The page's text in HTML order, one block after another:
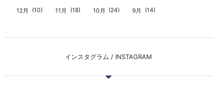
12月 (10) 11月 (18) 10月 (24) 9月 (14)
インスタグラム / INSTAGRAM